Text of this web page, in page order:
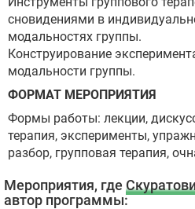
сновидениями в
модальностях группы.
Конструирование
модальности группы.
ФОРМАТ МЕРОПРИЯТИЯ
Формы работы: лекции,
терапия, эксперименты,
разбор, групповая терапия,
Мероприятия, где
автор программы: